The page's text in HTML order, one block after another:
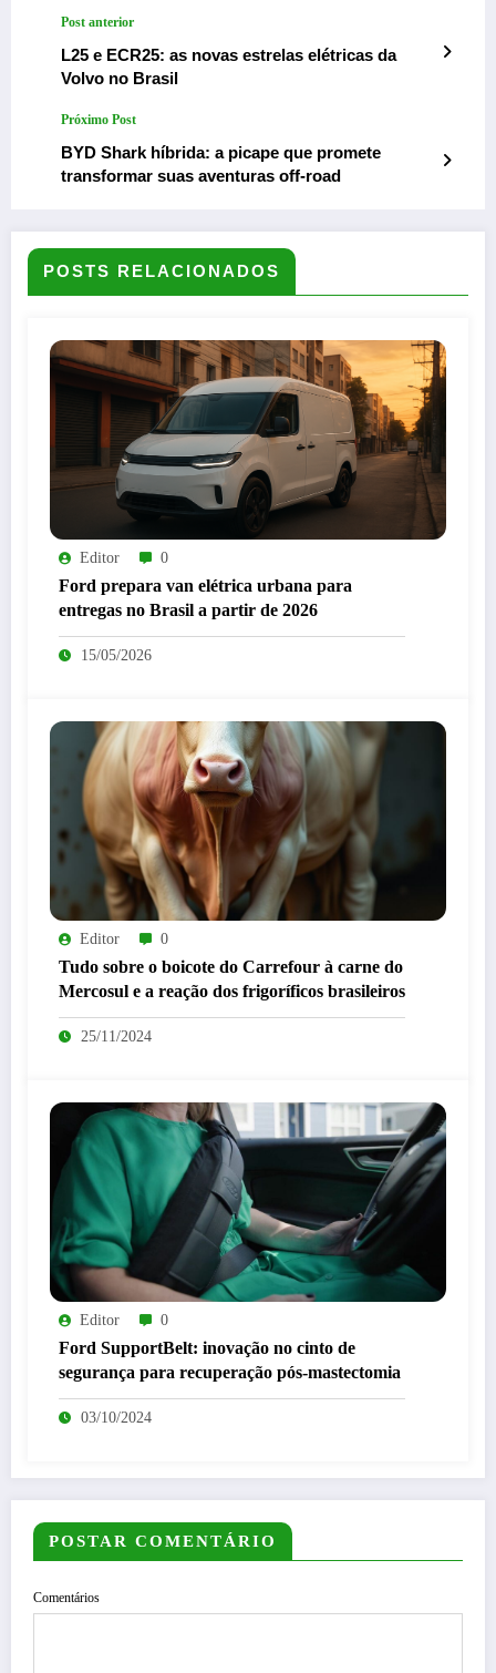
Post anterior
L25 e ECR25: as novas estrelas elétricas da
Volvo no Brasil
Próximo Post
BYD Shark híbrida: a picape que promete
transformar suas aventuras off-road
POSTS RELACIONADOS
Editor 0
Ford prepara van elétrica urbana para
entregas no Brasil a partir de 2026
15/05/2026
Editor 0
Tudo sobre o boicote do Carrefour à carne do
Mercosul e a reação dos frigoríficos brasileiros
25/11/2024
Editor 0
Ford SupportBelt: inovação no cinto de
segurança para recuperação pós-mastectomia
03/10/2024
POSTAR COMENTÁRIO
Comentários